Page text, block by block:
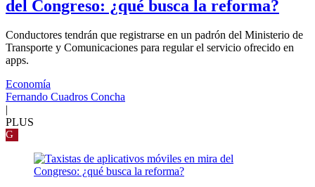
del Congreso: ¿qué busca la reforma?
Conductores tendrán que registrarse en un padrón del Ministerio de
Transporte y Comunicaciones para regular el servicio ofrecido en
apps.
Economía
Fernando Cuadros Concha
PLUS
G